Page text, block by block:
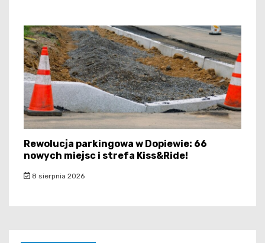
Rewolucja parkingowa w Dopiewie: 66
nowych miejsc i strefa Kiss&Ride!
8 sierpnia 2026